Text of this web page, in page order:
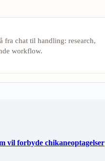
fra chat til handling: research,
workflow.
vil forbyde chikaneoptagelser